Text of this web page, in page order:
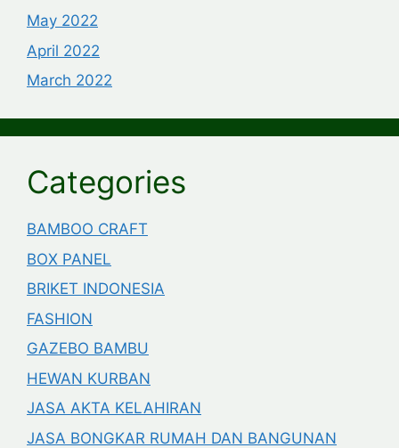
May 2022
April 2022
March 2022
Categories
BAMBOO CRAFT
BOX PANEL
BRIKET INDONESIA
FASHION
GAZEBO BAMBU
HEWAN KURBAN
JASA AKTA KELAHIRAN
JASA BONGKAR RUMAH DAN BANGUNAN